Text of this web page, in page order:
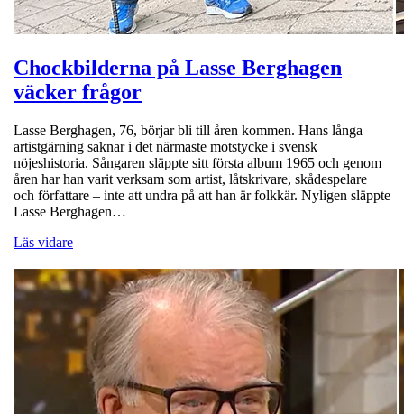
Chockbilderna på Lasse Berghagen
väcker frågor
Lasse Berghagen, 76, börjar bli till åren kommen. Hans långa
artistgärning saknar i det närmaste motstycke i svensk
nöjeshistoria. Sångaren släppte sitt första album 1965 och genom
åren har han varit verksam som artist, låtskrivare, skådespelare
och författare – inte att undra på att han är folkkär. Nyligen släppte
Lasse Berghagen…
Läs vidare